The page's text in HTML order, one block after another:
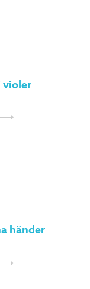
violer
händer